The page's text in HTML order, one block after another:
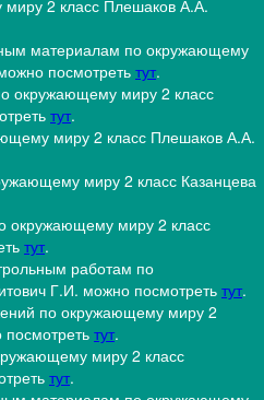
2 класс Плешаков А.А.
материалам по окружающему
посмотреть тут.
окружающему миру 2 класс
тут.
миру 2 класс Плешаков А.А.
миру 2 класс Казанцева
окружающему миру 2 класс
тут.
работам по
Г.И. можно посмотреть тут.
по окружающему миру 2
тут.
миру 2 класс
тут.